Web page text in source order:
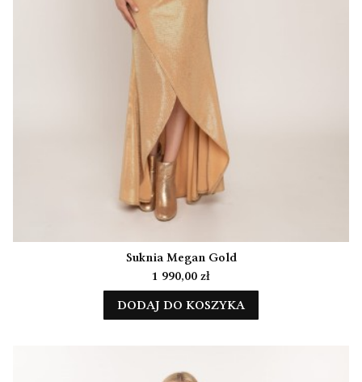
Suknia Megan Gold
Cena
1 990,00 zł
DODAJ DO KOSZYKA